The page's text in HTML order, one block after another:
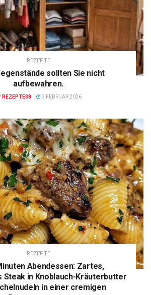
REZEPTE
sollten Sie nicht
aufbewahren.
REZEPTE38 3 FEBRUAR 2026
REZEPTE
Abendessen: Zartes,
Steak in Knoblauch-Kräuterbutter
in einer cremigen